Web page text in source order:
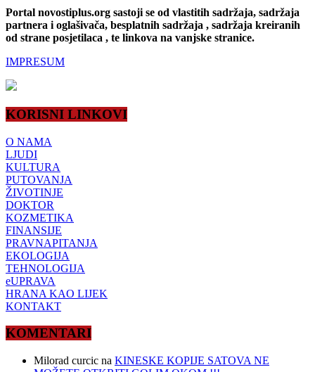
Portal novostiplus.org sastoji se od vlastitih sadržaja, sadržaja
partnera i oglašivača, besplatnih sadržaja , sadržaja kreiranih
od strane posjetilaca , te linkova na vanjske stranice.
IMPRESUM
KORISNI LINKOVI
O NAMA
LJUDI
KULTURA
PUTOVANJA
ŽIVOTINJE
DOKTOR
KOZMETIKA
FINANSIJE
PRAVNAPITANJA
EKOLOGIJA
TEHNOLOGIJA
eUPRAVA
HRANA KAO LIJEK
KONTAKT
KOMENTARI
Milorad curcic na KINESKE KOPIJE SATOVA NE